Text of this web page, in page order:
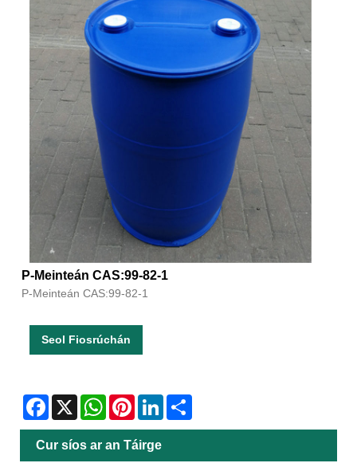
P-Meinteán CAS:99-82-1
P-Meinteán CAS:99-82-1
Seol Fiosrúchán
Facebook
X WhatsAppPinterestLinkedIn
Cur síos ar an Táirge